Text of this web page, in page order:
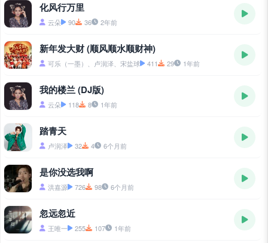
化风行万里
云朵 90 36 2年前
新年发大财 (顺风顺水顺财神)
可乐（一墨）、卢润泽、宋盐球 411 29 1年前
我的楼兰 (DJ版)
云朵 118 8 1年前
踏青天
卢润泽 32 4 6个月前
是你没选我啊
洪嘉源 726 98 6个月前
忽远忽近
王唯一 255 107 1年前